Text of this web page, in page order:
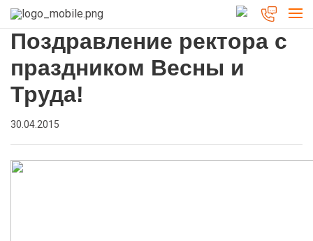
Поздравление ректора с
праздником Весны и
Труда!
30.04.2015